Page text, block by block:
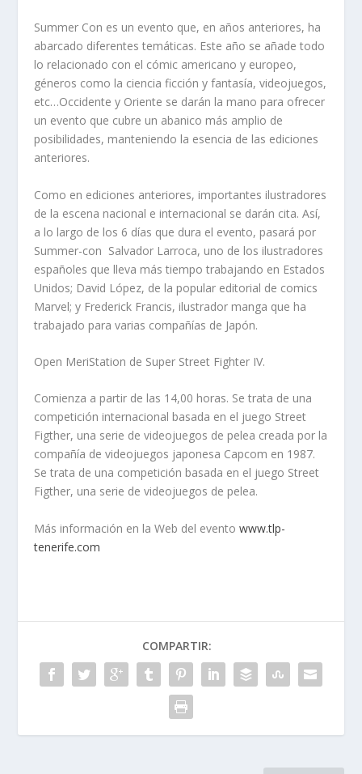
Summer Con es un evento que, en años anteriores, ha
abarcado diferentes temáticas. Este año se añade todo
lo relacionado con el cómic americano y europeo,
géneros como la ciencia ficción y fantasía, videojuegos,
etc…Occidente y Oriente se darán la mano para ofrecer
un evento que cubre un abanico más amplio de
posibilidades, manteniendo la esencia de las ediciones
anteriores.
Como en ediciones anteriores, importantes ilustradores
de la escena nacional e internacional se darán cita. Así,
a lo largo de los 6 días que dura el evento, pasará por
Summer-con Salvador Larroca, uno de los ilustradores
españoles que lleva más tiempo trabajando en Estados
Unidos; David López, de la popular editorial de comics
Marvel; y Frederick Francis, ilustrador manga que ha
trabajado para varias compañías de Japón.
Open MeriStation de Super Street Fighter IV.
Comienza a partir de las 14,00 horas. Se trata de una
competición internacional basada en el juego Street
Figther, una serie de videojuegos de pelea creada por la
compañía de videojuegos japonesa Capcom en 1987.
Se trata de una competición basada en el juego Street
Figther, una serie de videojuegos de pelea.
Más información en la Web del eventowww.tlp-
tenerife.com
COMPARTIR: